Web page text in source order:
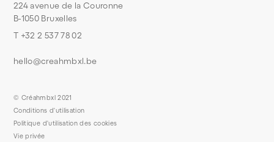
224 avenue de la Couronne
B-1050 Bruxelles
T +32 2 537 78 02
hello@creahmbxl.be
© Créahmbxl 2021
Conditions d'utilisation
Politique d'utilisation des cookies
Vie privée